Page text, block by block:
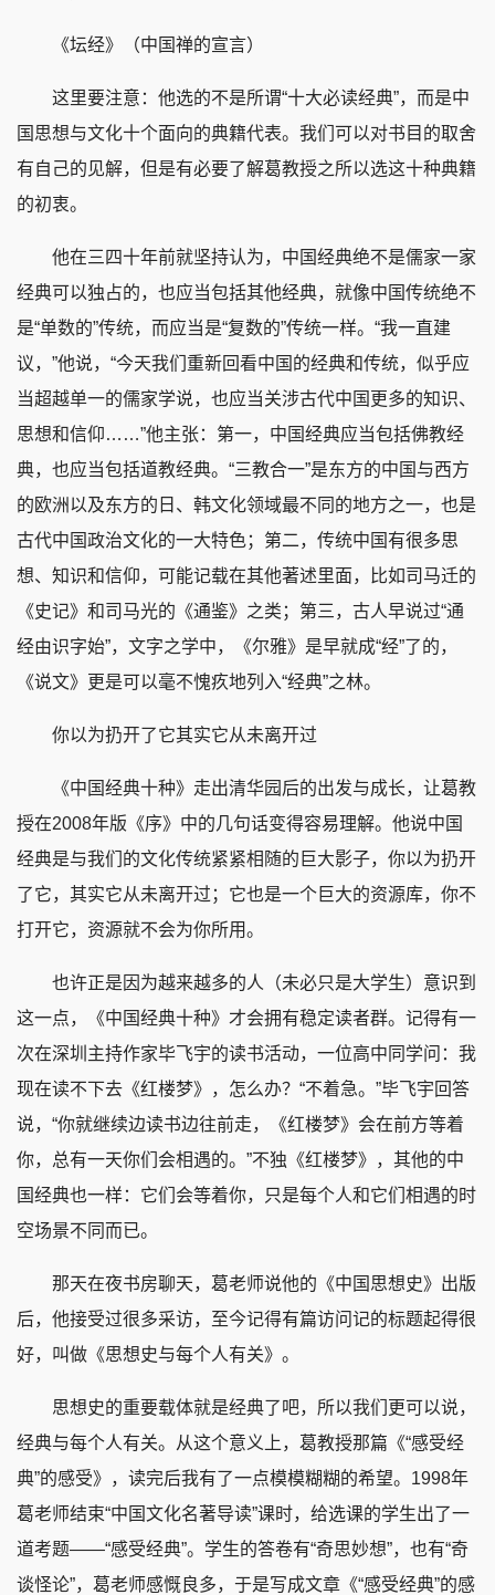
《坛经》（中国禅的宣言）
这里要注意：他选的不是所谓“十大必读经典”，而是中
国思想与文化十个面向的典籍代表。我们可以对书目的取舍
有自己的见解，但是有必要了解葛教授之所以选这十种典籍
的初衷。
他在三四十年前就坚持认为，中国经典绝不是儒家一家
经典可以独占的，也应当包括其他经典，就像中国传统绝不
是“单数的”传统，而应当是“复数的”传统一样。“我一直建
议，”他说，“今天我们重新回看中国的经典和传统，似乎应
当超越单一的儒家学说，也应当关涉古代中国更多的知识、
思想和信仰……”他主张：第一，中国经典应当包括佛教经
典，也应当包括道教经典。“三教合一”是东方的中国与西方
的欧洲以及东方的日、韩文化领域最不同的地方之一，也是
古代中国政治文化的一大特色；第二，传统中国有很多思
想、知识和信仰，可能记载在其他著述里面，比如司马迁的
《史记》和司马光的《通鉴》之类；第三，古人早说过“通
经由识字始”，文字之学中，《尔雅》是早就成“经”了的，
《说文》更是可以毫不愧疚地列入“经典”之林。
你以为扔开了它其实它从未离开过
《中国经典十种》走出清华园后的出发与成长，让葛教
授在2008年版《序》中的几句话变得容易理解。他说中国
经典是与我们的文化传统紧紧相随的巨大影子，你以为扔开
了它，其实它从未离开过；它也是一个巨大的资源库，你不
打开它，资源就不会为你所用。
也许正是因为越来越多的人（未必只是大学生）意识到
这一点，《中国经典十种》才会拥有稳定读者群。记得有一
次在深圳主持作家毕飞宇的读书活动，一位高中同学问：我
现在读不下去《红楼梦》，怎么办？“不着急。”毕飞宇回答
说，“你就继续边读书边往前走，《红楼梦》会在前方等着
你，总有一天你们会相遇的。”不独《红楼梦》，其他的中
国经典也一样：它们会等着你，只是每个人和它们相遇的时
空场景不同而已。
那天在夜书房聊天，葛老师说他的《中国思想史》出版
后，他接受过很多采访，至今记得有篇访问记的标题起得很
好，叫做《思想史与每个人有关》。
思想史的重要载体就是经典了吧，所以我们更可以说，
经典与每个人有关。从这个意义上，葛教授那篇《“感受经
典”的感受》，读完后我有了一点模模糊糊的希望。1998年
葛老师结束“中国文化名著导读”课时，给选课的学生出了一
道考题——“感受经典”。学生的答卷有“奇思妙想”，也有“奇
谈怪论”，葛老师感慨良多，于是写成文章《“感受经典”的感